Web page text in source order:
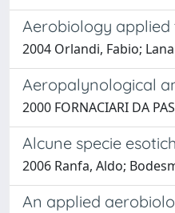
Aerobiology
2004 Orlandi, Fabio;
Aeropalynological
2000 FORNACIARI DA
Alcune specie
2006 Ranfa, Aldo;
An applied